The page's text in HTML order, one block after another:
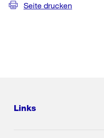
Seite drucken
Links